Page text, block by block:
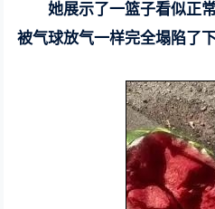
她展示了一篮子看似正
被气球放气一样完全塌陷了下